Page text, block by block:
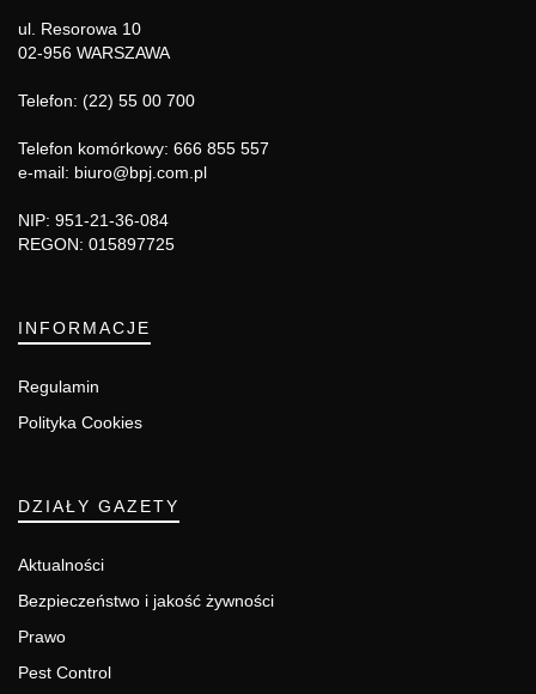
ul. Resorowa 10
02-956 WARSZAWA
Telefon: (22) 55 00 700
Telefon komórkowy: 666 855 557
e-mail: biuro@bpj.com.pl
NIP: 951-21-36-084
REGON: 015897725
INFORMACJE
Regulamin
Polityka Cookies
DZIAŁY GAZETY
Aktualności
Bezpieczeństwo i jakość żywności
Prawo
Pest Control